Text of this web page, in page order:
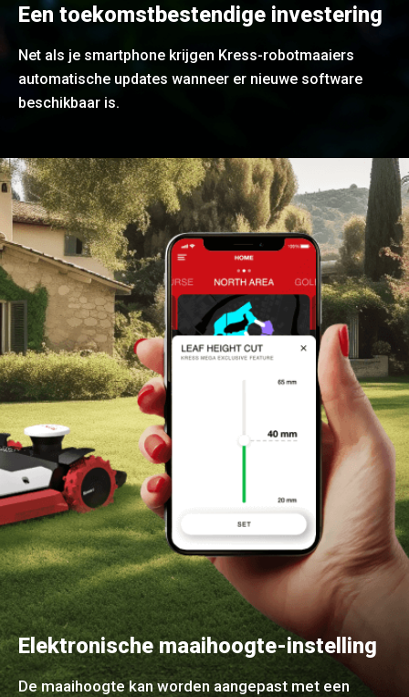
Een toekomstbestendige investering
Net als je smartphone krijgen Kress-robotmaaiers
automatische updates wanneer er nieuwe software
beschikbaar is.
Elektronische maaihoogte-instelling
De maaihoogte kan worden aangepast met een